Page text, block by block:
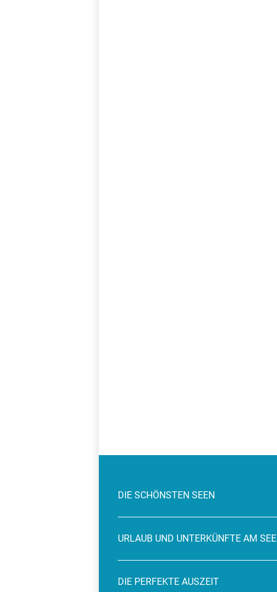
DIE SCHÖNSTEN SEEN
URLAUB UND UNTERKÜNFTE AM SEE
DIE PERFEKTE AUSZEIT